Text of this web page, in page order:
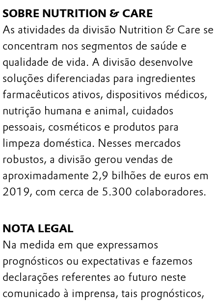
SOBRE NUTRITION & CARE
As atividades da divisão Nutrition & Care se
concentram nos segmentos de saúde e
qualidade de vida. A divisão desenvolve
soluções diferenciadas para ingredientes
farmacêuticos ativos, dispositivos médicos,
nutrição humana e animal, cuidados
pessoais, cosméticos e produtos para
limpeza doméstica. Nesses mercados
robustos, a divisão gerou vendas de
aproximadamente 2,9 bilhões de euros em
2019, com cerca de 5.300 colaboradores.
NOTA LEGAL
Na medida em que expressamos
prognósticos ou expectativas e fazemos
declarações referentes ao futuro neste
comunicado à imprensa, tais prognósticos,